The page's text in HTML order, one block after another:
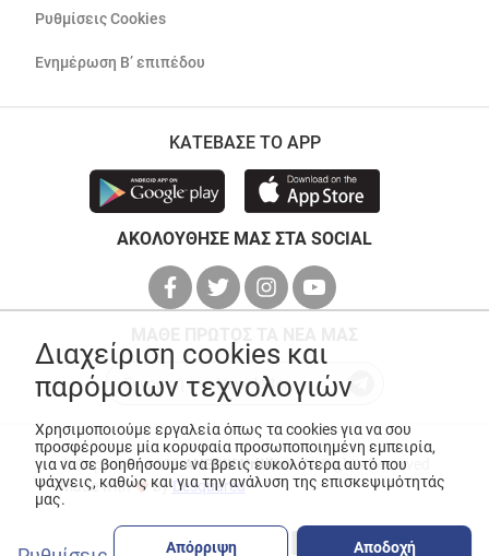
Ρυθμίσεις Cookies
Ενημέρωση Β’ επιπέδου
ΚΑΤΕΒΑΣΕ ΤΟ APP
ΑΚΟΛΟΥΘΗΣΕ ΜΑΣ ΣΤΑ SOCIAL
© Copyright 2026ANEDIK Kritikos. All Rights Reserved
Made with
byDesquared
Διαχείριση cookies και
παρόμοιων τεχνολογιών
Χρησιμοποιούμε εργαλεία όπως τα cookies για να σου
προσφέρουμε μία κορυφαία προσωποποιημένη εμπειρία,
για να σε βοηθήσουμε να βρεις ευκολότερα αυτό που
ψάχνεις, καθώς και για την ανάλυση της επισκεψιμότητάς
μας.
Απόρριψη Αποδοχή